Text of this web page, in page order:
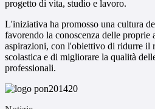
progetto di vita, studio e lavoro.
L'iniziativa ha promosso una cultura
favorendo la conoscenza delle proprie
aspirazioni, con l'obiettivo di ridurre il
scolastica e di migliorare la qualità
professionali.